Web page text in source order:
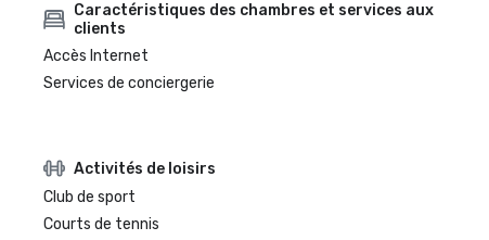
Caractéristiques des chambres et services aux
clients
Accès Internet
Services de conciergerie
Activités de loisirs
Club de sport
Courts de tennis